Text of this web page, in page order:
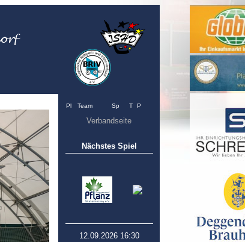
Pl Team Sp T P
Verbandseite
Nächstes Spiel
12.09.2026 16:30